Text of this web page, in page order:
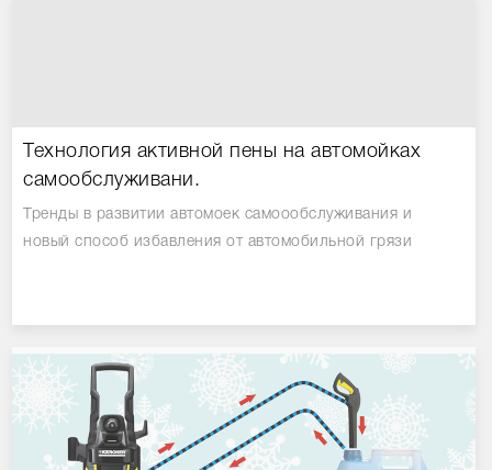
Технология активной пены на автомойках
самообслуживани.
Тренды в развитии автомоек самоообслуживания и
новый способ избавления от автомобильной грязи